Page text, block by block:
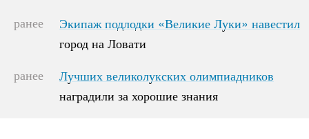
ранее
Экипаж подлодки «Великие Луки» навестил
город на Ловати
Экипаж подлодки «Великие Луки» навестил
город на Ловати
ранее
Лучших великолукских олимпиадников
наградили за хорошие знания
Лучших великолукских олимпиадников
наградили за хорошие знания